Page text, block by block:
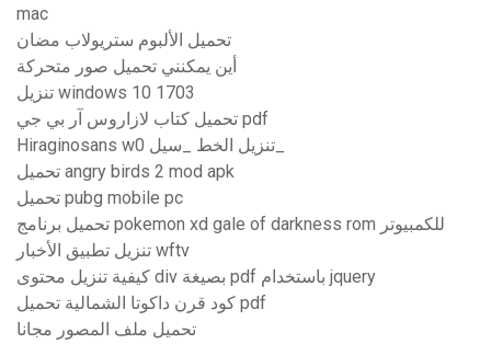
mac
تحميل الألبوم ستريولاب مضان
أين يمكنني تحميل صور متحركة
تنزيل windows 10 1703
تحميل كتاب لازاروس آر بي جي pdf
تحميل angry birds 2 mod apk
تحميل pubg mobile pc
تحميل برنامج pokemon xd gale of darkness rom للكمبيوتر
تنزيل تطبيق الأخبار wftv
كيفية تنزيل محتوى div بصيغة pdf باستخدام jquery
كود قرن داكوتا الشمالية تحميل pdf
تحميل ملف المصور مجانا